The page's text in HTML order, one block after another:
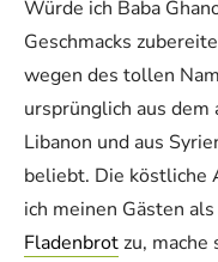
Würde ich Baba
Geschmacks
wegen des tollen
ursprünglich aus dem
Libanon und aus
beliebt. Die köstliche
ich meinen Gästen
Fladenbrotzu, mache